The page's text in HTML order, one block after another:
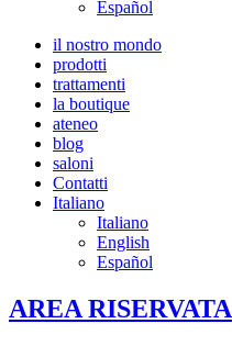
Español
il nostro mondo
prodotti
trattamenti
la boutique
ateneo
blog
saloni
Contatti
Italiano
Italiano
English
Español
AREA RISERVATA